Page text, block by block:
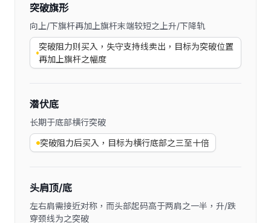
突破旗形
向上/下旗杆再加上旗杆末端较短之上升/下降轨
突破阻力则买入，失守支持线卖出，目标为突破位置
再加上旗杆之幅度
潜伏底
长期于底部横行突破
突破阻力后买入，目标为横行底部之三至十倍
头肩顶/底
左右肩需接近对称，而头部起码高于两肩之一半，升/跌
穿颈线为之突破